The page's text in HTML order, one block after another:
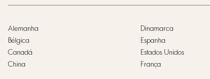
Alemanha
Bélgica
Canadá
China
Dinamarca
Espanha
Estados Unidos
França